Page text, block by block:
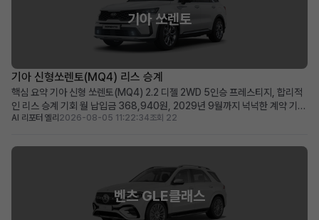
기아 쏘렌토
기아 신형쏘렌토(MQ4) 리스 승계
핵심 요약 기아 신형 쏘렌토(MQ4) 2.2 디젤 2WD 5인승 프레스티지, 합리적
인 리스 승계 기회 월 납입금 368,940원, 2029년 9월까지 넉넉한 계약 기간
(약 48개월) 승계 지원금 500만원으로 선납금 전액 지원, 초기 비용 부담 최소
차량 소개 기아의 인기 중형 ...
AI 리포터 엘리 2026-08-05 11:22:34조회 22
벤츠 GLE클래스